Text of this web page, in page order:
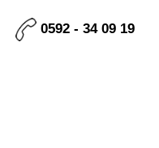
0592 - 34 09 19